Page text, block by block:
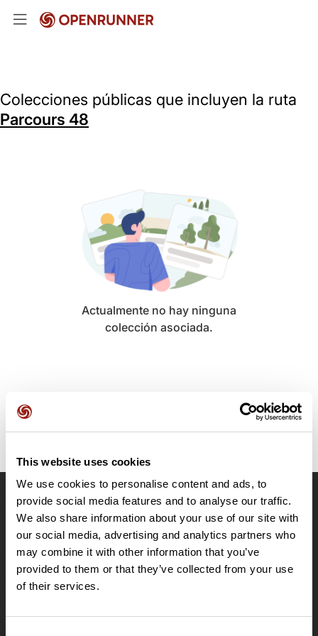
This website uses cookies
We use cookies to personalise content and ads, to
provide social media features and to analyse our traffic.
We also share information about your use of our site with
our social media, advertising and analytics partners who
may combine it with other information that you’ve
provided to them or that they’ve collected from your use
of their services.
Colecciones públicas que incluyen la ruta
Parcours 48
Actualmente no hay ninguna
colección asociada.
OpenRunner
Equipo
Empleo
A proposito
Contacto